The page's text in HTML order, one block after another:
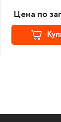
Цена по